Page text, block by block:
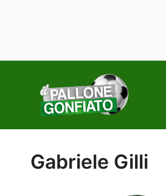
contenuto
Gabriele Gilli